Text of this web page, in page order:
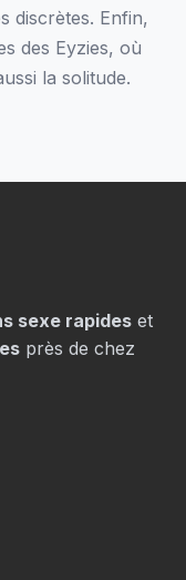
discrètes. Enfin,
des Eyzies, où
la solitude.
sexe rapides et
près de chez